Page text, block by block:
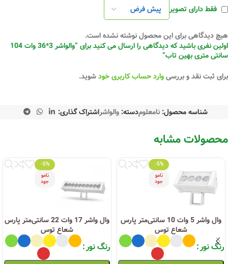
فقط دارای تصویر
هیچ دیدگاهی برای این محصول نوشته نشده است.
اولین نفری باشید که دیدگاهی را ارسال می کنید برای “والواشر 3*36 وات 104
سانتی متری بهین تاب”
برای ثبت نقد و بررسیوارد حساب کاربری خودشوید.
شناسه محصول: نامعلومدسته: والواشراشتراک گذاری:
محصولات مشابه
-5%
نامو
جود
وال واشر 5 وات 10 سانتی‌متر پارس
شعاع توس
رنگ نور
-5%
نامو
جود
وال واشر 17 وات 22 سانتی‌متر پارس
شعاع توس
رنگ نور